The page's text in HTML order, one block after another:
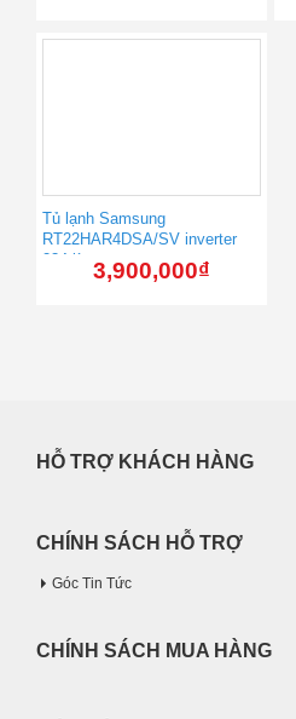
Tủ lạnh Samsung
RT22HAR4DSA/SV inverter
234 lít
3,900,000₫
HỖ TRỢ KHÁCH HÀNG
CHÍNH SÁCH HỖ TRỢ
Góc Tin Tức
CHÍNH SÁCH MUA HÀNG